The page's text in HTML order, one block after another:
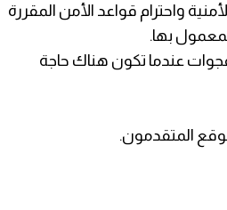
واحترام قواعد الأمن المقررة
بها.
عندما تكون هناك حاجة
المتقدمون.